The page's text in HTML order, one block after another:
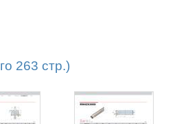
263 стр.)